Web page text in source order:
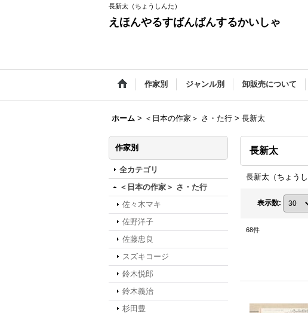
長新太（ちょうしんた）
えほんやるすばんばんするかいしゃ
作家別 ジャンル別 卸販売について
ホーム > ＜日本の作家＞ さ・た行 > 長新太
作家別
全カテゴリ
＜日本の作家＞ さ・た行
佐々木マキ
佐野洋子
佐藤忠良
スズキコージ
鈴木悦郎
鈴木義治
杉田豊
長新太
長新太（ちょうし
表示数:
68件